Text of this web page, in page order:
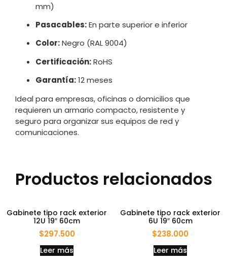
mm)
Pasacables:En parte superior e inferior
Color:Negro (RAL 9004)
Certificación:RoHS
Garantía:12 meses
Ideal para empresas, oficinas o domicilios que
requieren un armario compacto, resistente y
seguro para organizar sus equipos de red y
comunicaciones.
Productos relacionados
Gabinete tipo rack exterior
12U 19″ 60cm
$297.500
Leer más
Gabinete tipo rack exterior
6U 19″ 60cm
$238.000
Leer más